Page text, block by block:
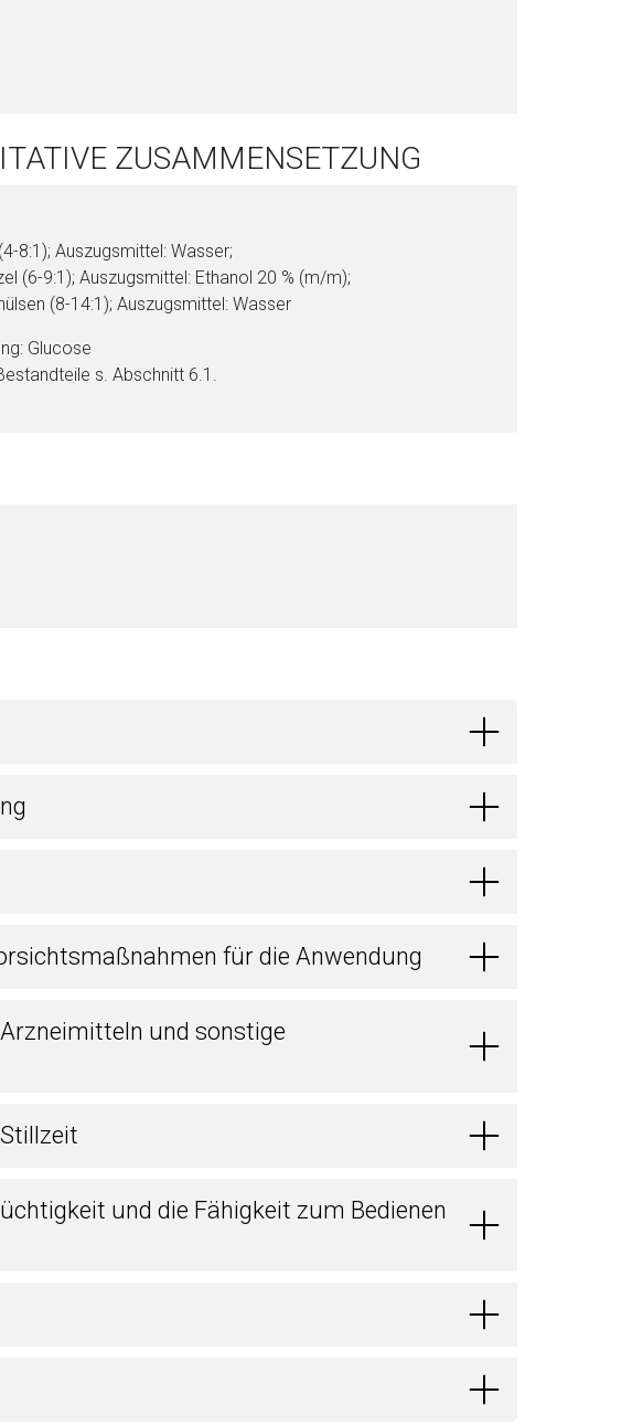
ZUSAMMENSETZUNG
8:1); Aus­zugsmittel: Was­ser;
(6-9:1); Aus­zugsmittel: Etha­nol 20 % (m/m);
(8-14:1); Aus­zugsmittel: Was­ser
Glu­co­se
s. Abschnitt 6.1.
für die Anwendung
und sonstige
und die Fähigkeit zum Bedienen